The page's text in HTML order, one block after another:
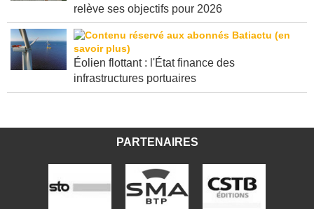
relève ses objectifs pour 2026
Éolien flottant : l'État finance des
infrastructures portuaires
PARTENAIRES